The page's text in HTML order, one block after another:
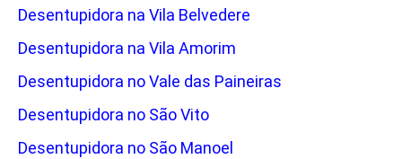
Desentupidora na Vila Belvedere
Desentupidora na Vila Amorim
Desentupidora no Vale das Paineiras
Desentupidora no São Vito
Desentupidora no São Manoel